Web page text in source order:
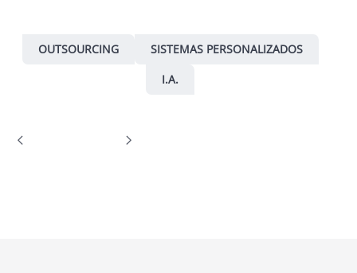
OUTSOURCING
SISTEMAS PERSONALIZADOS
I.A.